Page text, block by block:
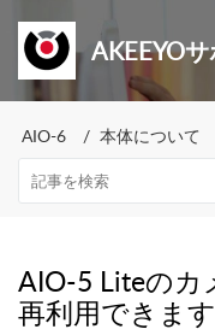
AKEEYO
AIO-6 本体について
AIO-5 Liteのカ
再利用できま